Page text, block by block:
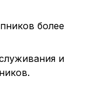
более
и